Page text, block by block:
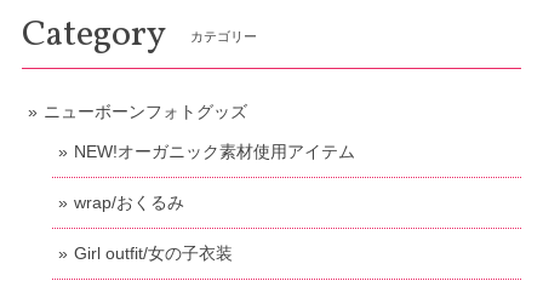
Category カテゴリー
ニューボーンフォトグッズ
NEW!オーガニック素材使用アイテム
wrap/おくるみ
Girl outfit/女の子衣装